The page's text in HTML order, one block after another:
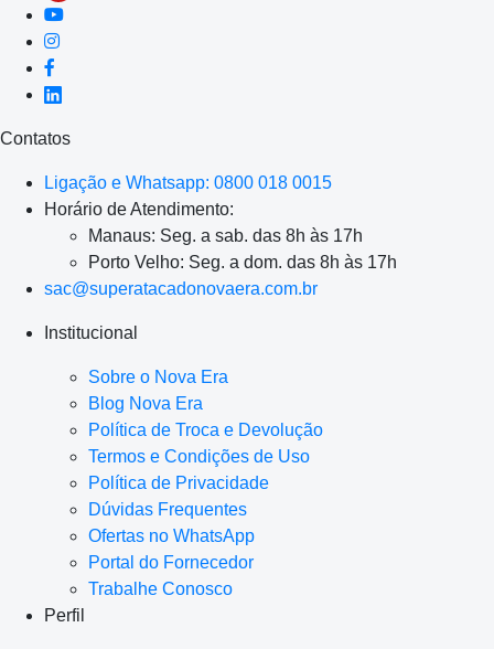
Contatos
Ligação e Whatsapp: 0800 018 0015
Horário de Atendimento:
Manaus: Seg. a sab. das 8h às 17h
Porto Velho: Seg. a dom. das 8h às 17h
sac@superatacadonovaera.com.br
Institucional
Sobre o Nova Era
Blog Nova Era
Política de Troca e Devolução
Termos e Condições de Uso
Política de Privacidade
Dúvidas Frequentes
Ofertas no WhatsApp
Portal do Fornecedor
Trabalhe Conosco
Perfil